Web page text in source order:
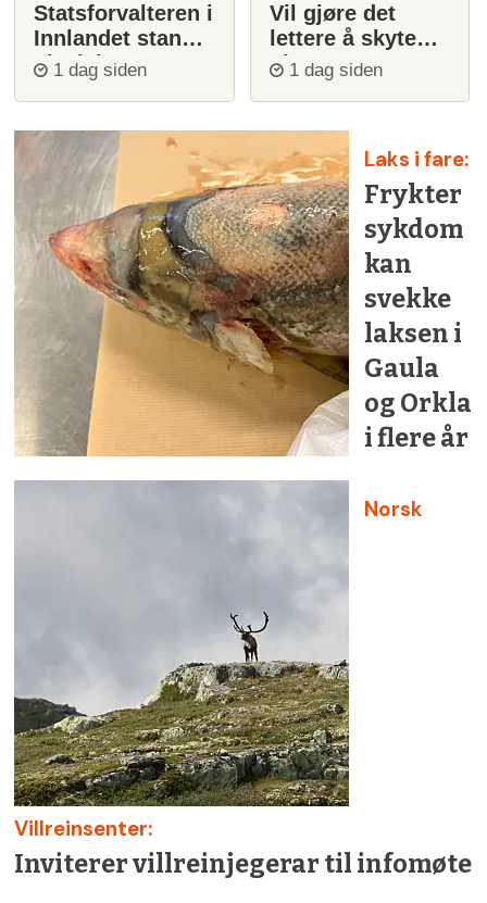
Statsforvalteren i
Innlandet stanser
ulvejakt
1 dag siden
Vil gjøre det
lettere å skyte
ulv1 dag siden
Laks i fare:
Frykter
sykdom
kan
svekke
laksen i
Gaula
og Orkla
i flere år
Norsk
Villreinsenter:
Inviterer villreinjegerar til infomøte